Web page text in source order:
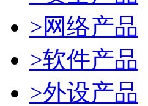
>网络产品
>软件产品
>外设产品